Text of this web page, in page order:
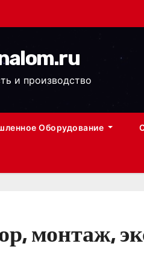
и производство
Оборудование
монтаж,